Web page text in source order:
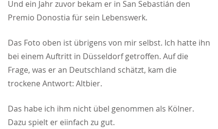
Und ein Jahr zuvor bekam er in San Sebastián den
Premio Donostia für sein Lebenswerk.
Das Foto oben ist übrigens von mir selbst. Ich hatte ihn
bei einem Auftritt in Düsseldorf getroffen. Auf die
Frage, was er an Deutschland schätzt, kam die
trockene Antwort: Altbier.
Das habe ich ihm nicht übel genommen als Kölner.
Dazu spielt er eiinfach zu gut.